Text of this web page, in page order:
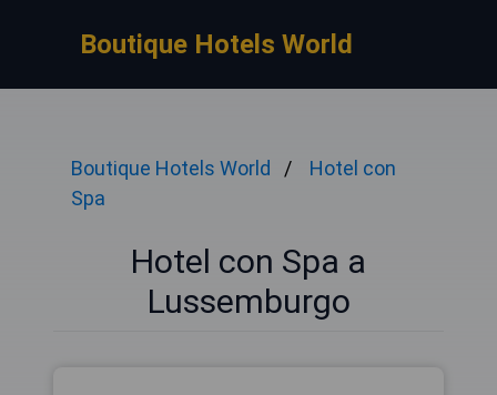
Boutique Hotels World
Boutique Hotels World
Hotel con
Spa
Hotel con Spa a
Lussemburgo